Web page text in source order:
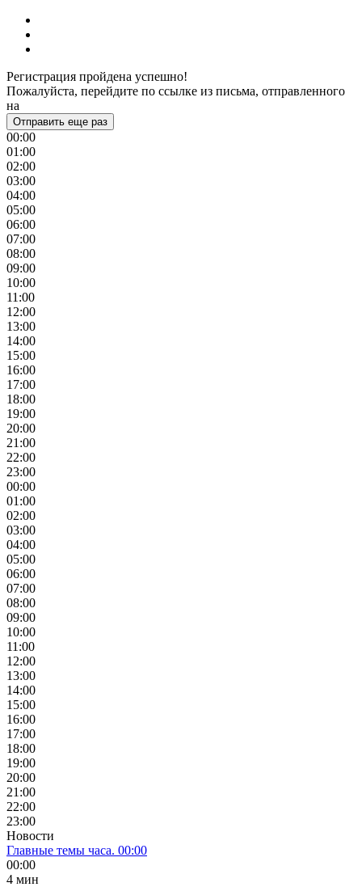
Регистрация пройдена успешно!
Пожалуйста, перейдите по ссылке из письма, отправленного
на
Отправить еще раз
00:00
01:00
02:00
03:00
04:00
05:00
06:00
07:00
08:00
09:00
10:00
11:00
12:00
13:00
14:00
15:00
16:00
17:00
18:00
19:00
20:00
21:00
22:00
23:00
00:00
01:00
02:00
03:00
04:00
05:00
06:00
07:00
08:00
09:00
10:00
11:00
12:00
13:00
14:00
15:00
16:00
17:00
18:00
19:00
20:00
21:00
22:00
23:00
Новости
Главные темы часа. 00:00
00:00
4 мин